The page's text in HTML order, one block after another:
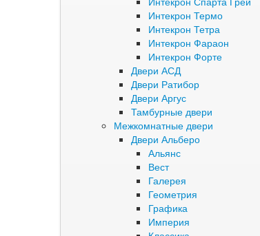
Интекрон Термо
Интекрон Тетра
Интекрон Фараон
Интекрон Форте
Двери АСД
Двери Ратибор
Двери Аргус
Тамбурные двери
Межкомнатные двери
Двери Альберо
Альянс
Вест
Галерея
Геометрия
Графика
Империя